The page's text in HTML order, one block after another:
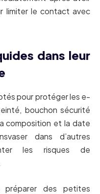
limiter le contact avec
dans leur
pour protéger les e-
bouchon sécurité
composition et la date
dans d’autres
les risques de
préparer des petites